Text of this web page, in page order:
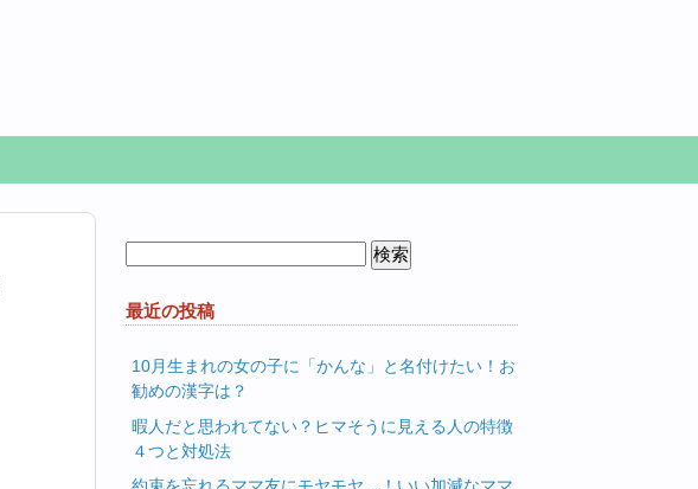
最近の投稿
10月生まれの女の子に「かんな」と名付けたい！お
勧めの漢字は？
暇人だと思われてない？ヒマそうに見える人の特徴
４つと対処法